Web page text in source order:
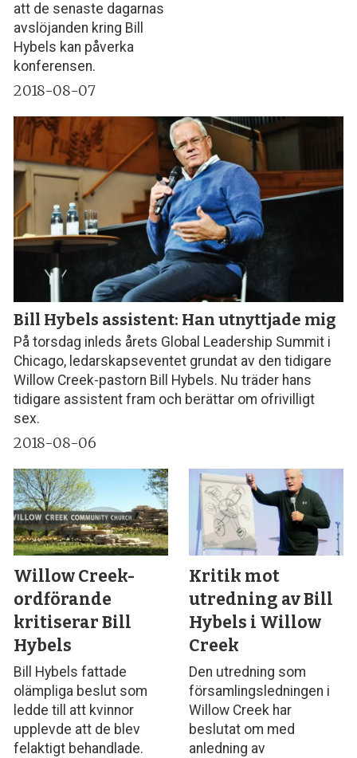
att de senaste dagarnas
avslöjanden kring Bill
Hybels kan påverka
konferensen.
2018-08-07
Bill Hybels assistent: Han utnyttjade mig
På torsdag inleds årets Global Leadership Summit i
Chicago, ledarskapseventet grundat av den tidigare
Willow Creek-pastorn Bill Hybels. Nu träder hans
tidigare assistent fram och berättar om ofrivilligt
sex.
2018-08-06
Willow Creek-
ordförande
kritiserar Bill
Hybels
Bill Hybels fattade
olämpliga beslut som
ledde till att kvinnor
upplevde att de blev
felaktigt behandlade.
Kritik mot
utredning av Bill
Hybels i Willow
Creek
Den utredning som
församlingsledningen i
Willow Creek har
beslutat om med
anledning av